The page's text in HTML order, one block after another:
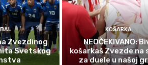
Zvezdinog
Svetskog
KOŠARKA
NEOČEKIVANO:
košarkaš Zvezde na
za duele u našoj